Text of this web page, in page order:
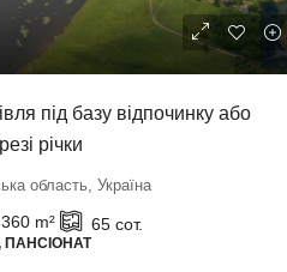
під базу відпочинку або
річки
область, Україна
360 m² 65 сот.
ПАНСІОНАТ